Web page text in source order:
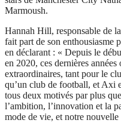
Marmoush.
Hannah Hill, responsable de
fait part de son enthousiasme
en déclarant : « Depuis le
en 2020, ces dernières
extraordinaires, tant pour le
qu’un club de football, et Axi
tous deux motivés par plus
l’ambition, l’innovation et la
mode de vie, et notre